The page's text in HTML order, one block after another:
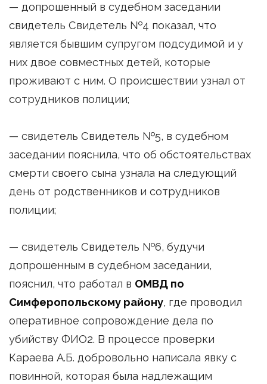
— допрошенный в судебном заседании
свидетель Свидетель №4 показал, что
является бывшим супругом подсудимой и у
них двое совместных детей, которые
проживают с ним. О происшествии узнал от
сотрудников полиции;
— свидетель Свидетель №5, в судебном
заседании пояснила, что об обстоятельствах
смерти своего сына узнала на следующий
день от родственников и сотрудников
полиции;
— свидетель Свидетель №6, будучи
допрошенным в судебном заседании,
пояснил, что работал в ОМВД по
Симферопольскому району, где проводил
оперативное сопровождение дела по
убийству ФИО2. В процессе проверки
Караева А.Б. добровольно написала явку с
повинной, которая была надлежащим